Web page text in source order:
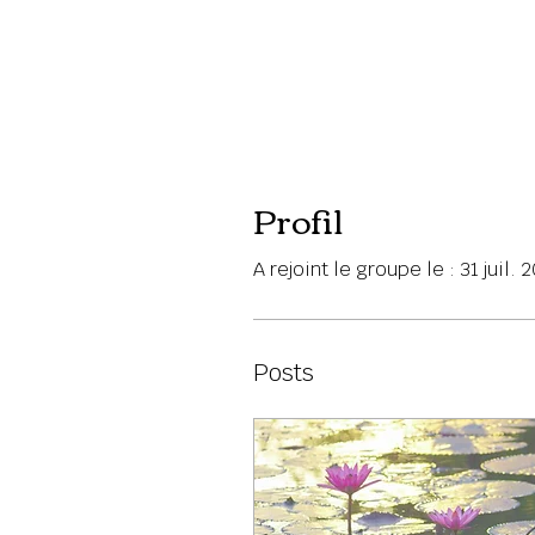
Profil
A rejoint le groupe le : 31 juil.
Posts